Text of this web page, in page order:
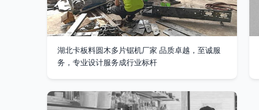
湖北卡板料圆木多片锯机厂家 品质卓越，至诚服
务，专业设计服务成行业标杆